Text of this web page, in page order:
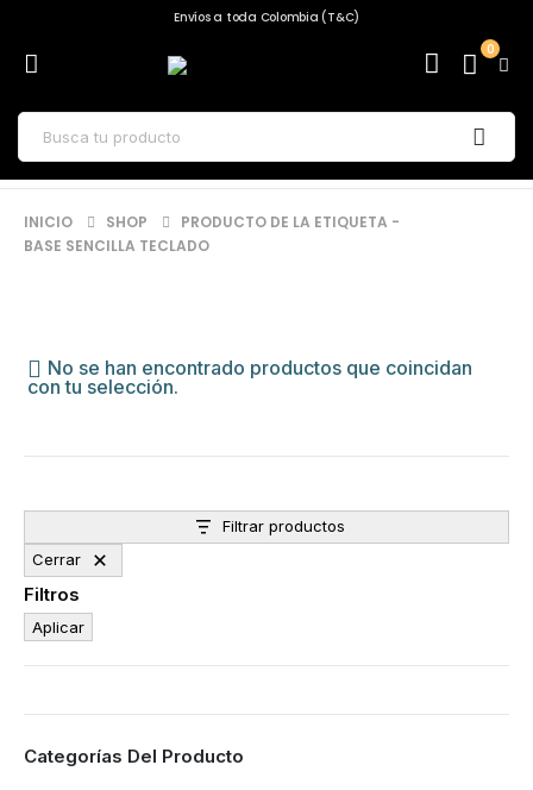
Envíos a toda Colombia (T&C)
0
INICIO SHOP
PRODUCTO DE LA ETIQUETA -
BASE SENCILLA TECLADO
No se han encontrado productos que coincidan
con tu selección.
Filtrar productos
Cerrar
Filtros
Aplicar
Categorías Del Producto